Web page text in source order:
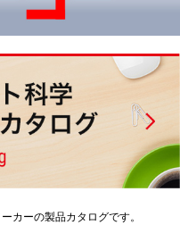
カーの製品カタログです。